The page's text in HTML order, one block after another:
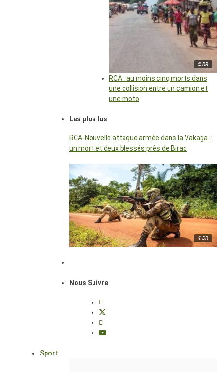
© DR
RCA : au moins cinq morts dans
une collision entre un camion et
une moto
Les plus lus
RCA-Nouvelle attaque armée dans la Vakaga :
un mort et deux blessés près de Birao
© DR
Nous Suivre
Sport